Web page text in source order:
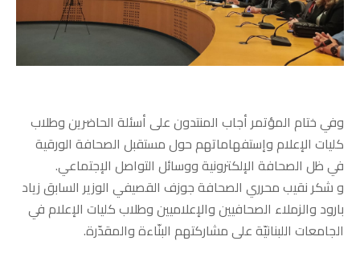
وفي ختام المؤتمر أجاب المنتدون على أسئلة الحاضرين وطلاب
كليات الإعلام وإستفهاماتهم حول مستقبل الصحافة الورقية
في ظل الصحافة الإلكترونية ووسائل التواصل الإجتماعي.
و شكر نقيب محرري الصحافة جوزف القصيفي الوزير السابق زياد
بارود والزملاء الصحافيين والإعلاميين وطلاب كليات الإعلام في
الجامعات اللبنانيّة على مشاركتهم البنّاءة والمقدّرة.